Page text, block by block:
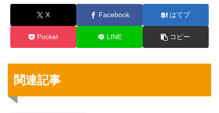
X Facebook はてブ
Pocket LINE コピー
関連記事